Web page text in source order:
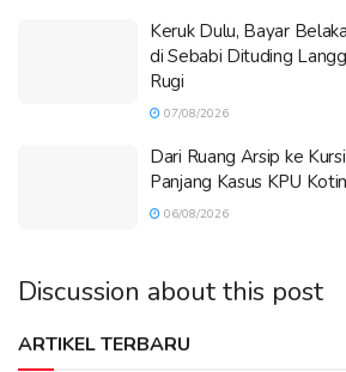
Keruk Dulu, Bayar
di Sebabi Dituding
Rugi
07/08/2026
Dari Ruang Arsip ke
Panjang Kasus KPU
06/08/2026
Discussion about this post
ARTIKEL TERBARU